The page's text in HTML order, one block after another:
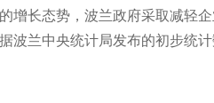
长态势，波兰政府采取减轻
兰中央统计局发布的初步统